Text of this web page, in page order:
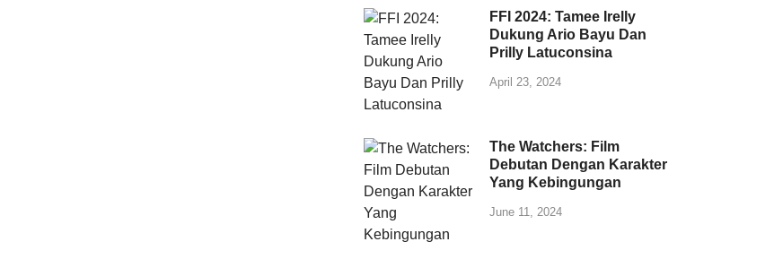
FFI 2024: Tamee Irelly
Dukung Ario Bayu Dan
Prilly Latuconsina
April 23, 2024
The Watchers: Film
Debutan Dengan Karakter
Yang Kebingungan
June 11, 2024